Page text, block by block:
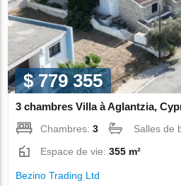
$ 779 355
3 chambres Villa à Aglantzia,
Chambres:3 Salles de
Espace de vie:355 m²
Bezino Trading Ltd